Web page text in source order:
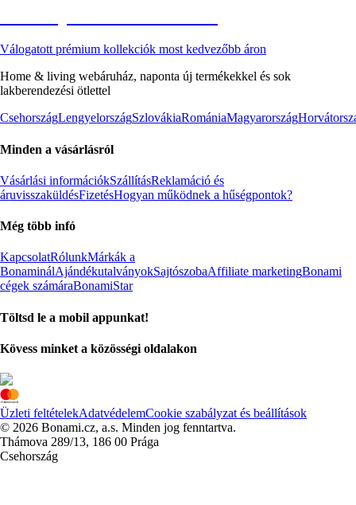
Válogatott prémium kollekciók most kedvezőbb áron
Home & living webáruház, naponta új termékekkel és sok
lakberendezési ötlettel
CsehországLengyelországSzlovákiaRomániaMagyarország
Minden a vásárlásról
Vásárlási információkSzállításReklamáció és
áruvisszaküldésFizetésHogyan működnek a hűségpontok?
Még több infó
KapcsolatRólunkMárkák a
BonaminálAjándékutalványokSajtószobaAffiliate marketingBonami
cégek számáraBonamiStar
Töltsd le a mobil appunkat!
Kövess minket a közösségi oldalakon
Üzleti feltételekAdatvédelemCookie szabályzat és beállítások
© 2026 Bonami.cz, a.s. Minden jog fenntartva.
Thámova 289/13, 186 00 Prága
Csehország